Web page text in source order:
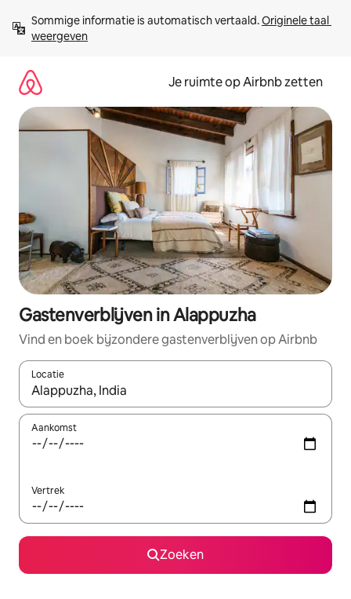
direct
naar
Sommige informatie is automatisch vertaald. Originele taal
weergeven
Je ruimte op Airbnb zetten
Gastenverblijven in Alappuzha
Vind en boek bijzondere gastenverblijven op Airbnb
Locatie
Wanneer er suggesties beschikbaar zijn, maak je een keuze
Aankomst
Vertrek
Zoeken